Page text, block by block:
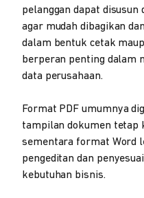
pelanggan dapat disusun
agar mudah dibagikan
dalam bentuk cetak
berperan penting dalam
data perusahaan.
Format PDF umumnya
tampilan dokumen tetap
sementara format Word
pengeditan dan
kebutuhan bisnis.